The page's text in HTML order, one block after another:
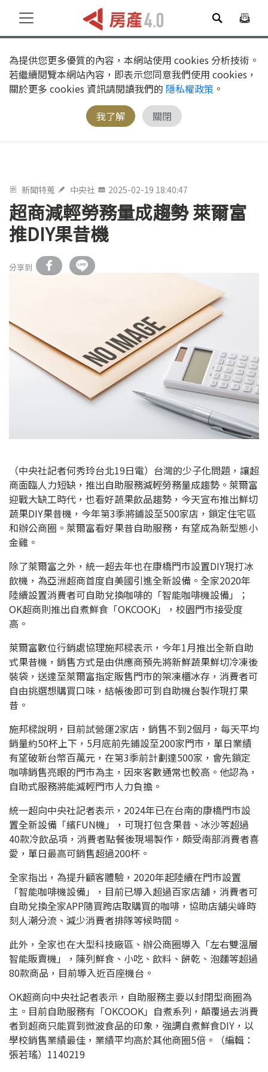
為提供您更多優質的內容，本網站使用 cookies 分析技術。
若繼續閱覽本網站內容，即表示您同意我們使用 cookies，
關於更多 cookies 資訊請閱讀我們的 隱私權政策 。
我了解
關閉
新聞特蒐 中央社 2025-02-19 18:40:47
超商減輕勞務量成趨勢 萊爾富
推DIY果昔機
分享到
（中央社記者何秀玲台北19日電）台灣的少子化問題，讓超
商面臨人力短缺，推出自助服務減輕勞務量成趨勢。萊爾富
迎戰大缺工時代，也看好蔬果飲品趨勢，今天宣布推出鮮切
蔬果DIY果昔機，今年第3季將鋪設至500家店，鎖定住宅區
和辦公商圈。萊爾富看好果昔自助服務，有望成為新型態小
金雞。
除了萊爾富之外，統一超去年也在康橋門市設置DIY現打冰
飲機，為亞洲超商首度自美國引進全新設備。全家2020年
陸續設置消費者可自助兌換咖啡的「智能咖啡機設備」；
OK超商則推出自煮鮮食「OKCOOK」，校園門市接受度
高。
萊爾富數位行銷處協理施邦樑表示，今年1月推出全新自助
式果昔機，銷售方式是由供應商預先將新鮮蔬果鮮切冷凍後
裝袋，送達至萊爾富指定販售門市的架凍櫃冰存，消費者可
自由挑選想購買口味，結帳後即可到自助機台製作現打果
昔。
施邦樑說明，目前試營運2家店，銷售不到2個月，每天平均
銷量約50杯上下，5月底前先鋪設至200家門市，單日業績
有望破新台幣百萬元，在第3季前計劃達500家，會先鎖定
咖啡銷售亮眼的門市為主，因來客數通常也較高。他認為，
自助式服務將能減輕門市人力負擔。
統一超向中央社記者表示，2024年已在台南的康橋門市設
置全新設備「繽FUN機」，可現打包含果昔、冰沙等超過
40款冷飲品項，消費者點餐後現場製作，頗受南部消費者喜
愛，單日最高可銷售超過200杯。
全家指出，為提升顧客體驗，2020年起陸續在門市設置
「智能咖啡機設備」，目前已導入超過百家店舖，消費者可
自助兌換全家APP隨買跨店取購買的咖啡，協助店舖尖峰時
刻人潮分流、減少消費者排隊等候時間。
此外，全家也在大型科技廠區、辦公商圈導入「左右雙溫層
智能販賣機」，陳列鮮食、小吃、飲料、餅乾、泡麵等超過
80款商品，目前導入近百座機台。
OK超商向中央社記者表示，自助服務主要以封閉型商圈為
主。目前自助服務有「OKCOOK」自煮系列，顛覆過去消費
者到超商只能買到微波食品的印象，強調自煮鮮食DIY，以
學校銷售業績最佳，業績平均高於其他商圈5倍。（編輯：
張若瑤）1140219